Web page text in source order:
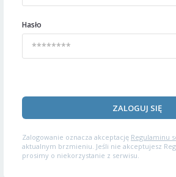
Hasło
ZALOGUJ SIĘ
Zalogowanie oznacza akceptację Regulaminu
aktualnym brzmieniu. Jeśli nie akceptujesz
prosimy o niekorzystanie z serwisu.